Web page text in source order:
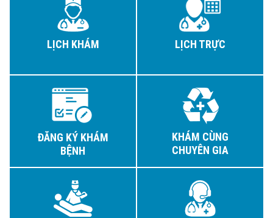
LỊCH KHÁM LỊCH TRỰC
ĐĂNG KÝ KHÁM
BỆNH
KHÁM CÙNG
CHUYÊN GIA